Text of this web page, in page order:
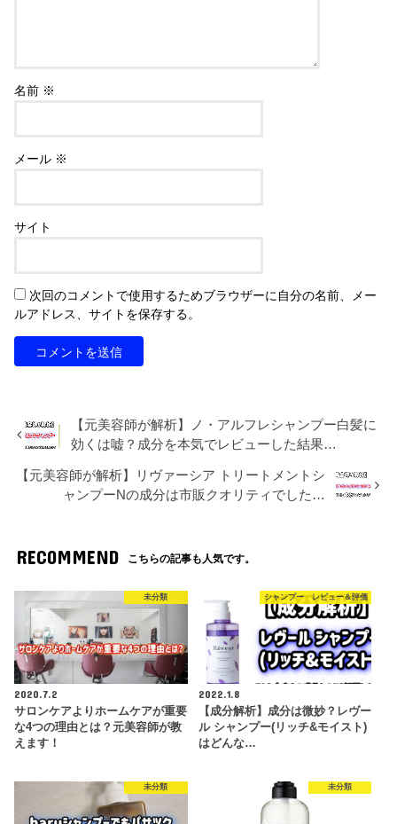
名前 ※
メール ※
サイト
次回のコメントで使用するためブラウザーに自分の名前、メー
ルアドレス、サイトを保存する。
【元美容師が解析】ノ・アルフレシャンプー白髪に
効くは嘘？成分を本気でレビューした結果…
【元美容師が解析】リヴァーシア トリートメントシ
ャンプーNの成分は市販クオリティでした…
RECOMMEND こちらの記事も人気です。
未分類
2020.7.2
サロンケアよりホームケアが重要
な4つの理由とは？元美容師が教
えます！
シャンプー レビュー＆評価
2022.1.8
【成分解析】成分は微妙？レヴー
ル シャンプー(リッチ&モイスト)
はどんな…
未分類 未分類